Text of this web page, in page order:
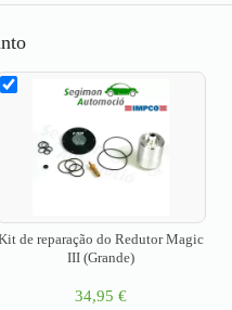
de reparação do Redutor Magic
III (Grande)
34,95 €